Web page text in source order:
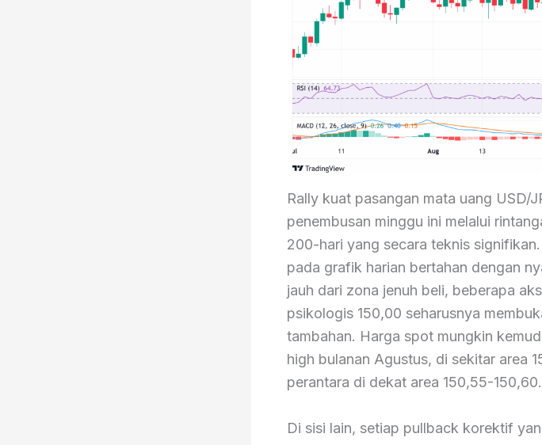
Rally kuat pasangan mata uang USD/
penembusan minggu ini melalui
200-hari yang secara teknis
pada grafik harian bertahan dengan
jauh dari zona jenuh beli, beberapa
psikologis 150,00 seharusnya
tambahan. Harga spot mungkin
high bulanan Agustus, di sekitar area
perantara di dekat area 150,55-150,60.
Di sisi lain, setiap pullback korektif